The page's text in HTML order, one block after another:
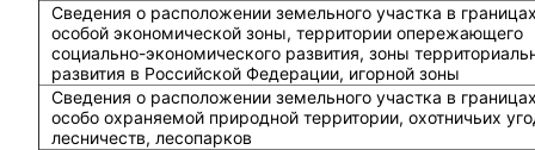
Сведения о расположении земельного участка в
особой экономической зоны, территории опережающего
социально-экономического развития, зоны
развития в Российской Федерации, игорной зоны
Сведения о расположении земельного участка в
особо охраняемой природной территории, охотничьих
лесничеств, лесопарков